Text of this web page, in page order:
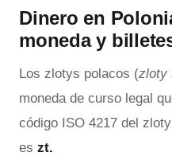
Dinero en
moneda y
Los zlotys polacos (zloty
moneda de curso legal
código ISO 4217 del
es zt.